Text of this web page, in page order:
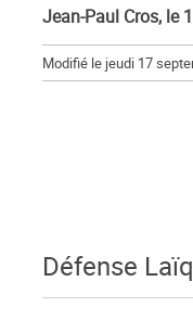
Jean-Paul Cros, le
Modifié le jeudi 17
Défense